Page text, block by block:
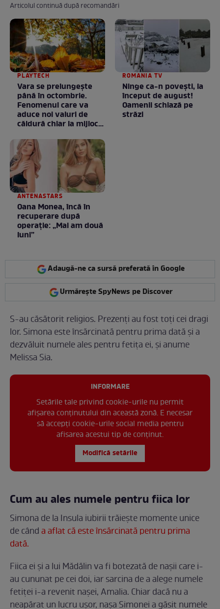
Articolul continuă după recomandări
PLAYTECH
Vara se prelungeşte
până în octombrie.
Fenomenul care va
aduce noi valuri de
căldură chiar la mijlocul
ROMANIA TV
Ninge ca-n povești, la
început de august!
Oamenii schiază pe
străzi
ANTENASTARS
Oana Monea, încă în
recuperare după
operație: „Mai am două
luni”
Adaugă-ne ca sursă preferată în Google
Urmărește SpyNews pe Discover
S-au căsătorit religios. Prezenți au fost toți cei dragi
lor. Simona este însărcinată pentru prima dată și a
dezvăluit numele ales pentru fetița ei, și anume
Melissa Sia.
INFORMARE
Setările tale privind cookie-urile nu permit
afișarea conținutului din această zonă. E necesar
să accepți cookie-urile social media pentru
afisarea acestui tip de conținut.
Modifică setările
Cum au ales numele pentru fiica lor
Simona de la Insula iubirii trăiește momente unice
de cânda aflat că este însărcinată pentru prima
dată.
Fiica ei și a lui Mădălin va fi botezată de nașii care i-
au cununat pe cei doi, iar sarcina de a alege numele
fetiței i-a revenit nașei, Amalia. Chiar dacă nu a
neapărat un lucru ușor, nașa Simonei a găsit numele